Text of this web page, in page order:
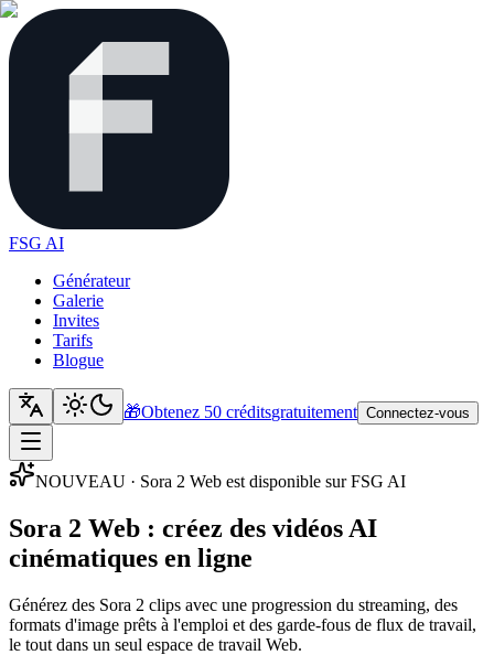
FSG AI
Générateur
Galerie
Invites
Tarifs
Blogue
🎁Obtenez 50 créditsgratuitement Connectez-vous
NOUVEAU · Sora 2 Web est disponible sur FSG AI
Sora 2 Web : créez des vidéos AI
cinématiques en ligne
Générez des Sora 2 clips avec une progression du streaming, des
formats d'image prêts à l'emploi et des garde-fous de flux de travail,
le tout dans un seul espace de travail Web.